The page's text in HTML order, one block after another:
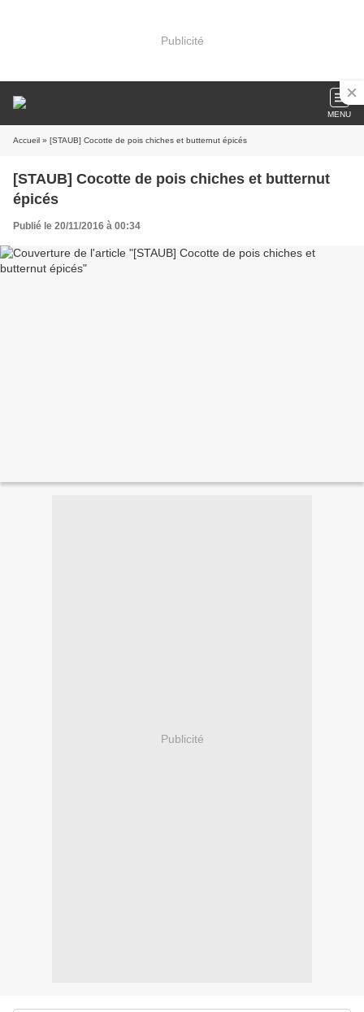
Publicité
MENU
Accueil » [STAUB] Cocotte de pois chiches et butternut épicés
[STAUB] Cocotte de pois chiches et butternut
épicés
Publié le 20/11/2016 à 00:34
Publicité